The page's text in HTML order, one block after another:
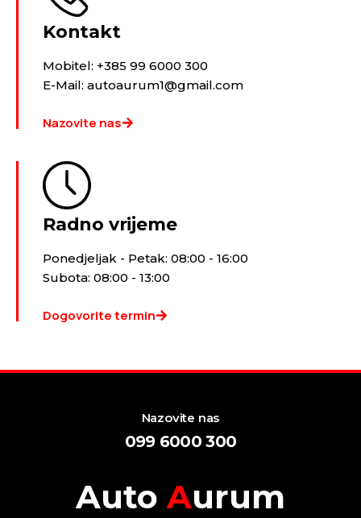
Kontakt
Mobitel: +385 99 6000 300
E-Mail: autoaurum1@gmail.com
Nazovite nas
Radno vrijeme
Ponedjeljak - Petak: 08:00 - 16:00
Subota: 08:00 - 13:00
Dogovorite termin
Nazovite nas
099 6000 300
AutoAurum